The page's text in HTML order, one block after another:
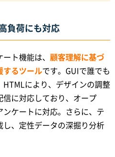
負荷にも対応
ト機能は、 顧客理解に基づ
するツールです。GUIで誰でも
により、デザインの調整
に対応しており、オープ
ケートに対応。さらに、テ
、定性データの深掘り分析